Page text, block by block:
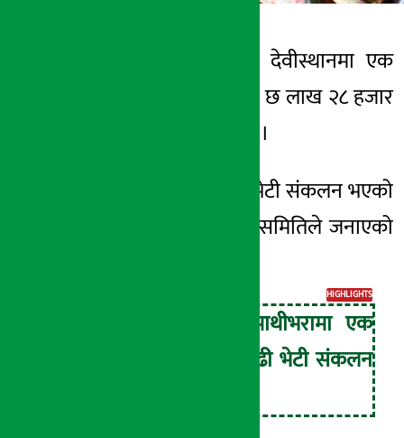
काठमाडौँ । पाथीभरा देवीस्थानमा एक
महिनामा रु एक करोड छ लाख २८ हजार
भेटी संकलन भएको छ ।
वैशाख महिनामा उक्त भेटी संकलन भएको
पाथीभरा क्षेत्र विकास समितिले जनाएको
HIGHLIGHTS
वैशाखमा मात्रै पाथीभरामा एक
करोड ६ लाख बढी भेटी संकलन